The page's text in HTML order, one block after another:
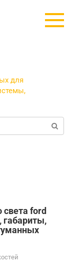
для
ford
габариты,